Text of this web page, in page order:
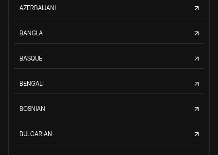
AZERBAIJANI
BANGLA
BASQUE
BENGALI
BOSNIAN
BULGARIAN